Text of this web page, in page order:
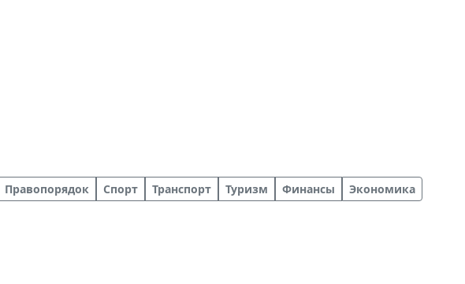
Правопорядок Спорт Транспорт Туризм Финансы
Экономика